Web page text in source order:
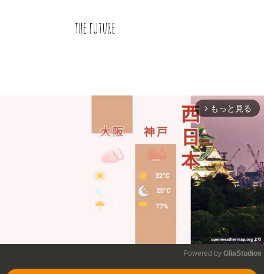
arrow_forward_ios もっと見る
Powered by GliaStudios